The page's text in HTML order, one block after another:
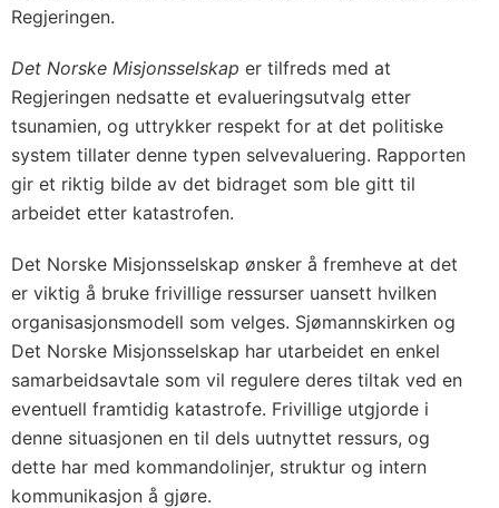
Regjeringen.
Det Norske Misjonsselskap er tilfreds med at
Regjeringen nedsatte et evalueringsutvalg etter
tsunamien, og uttrykker respekt for at det politiske
system tillater denne typen selvevaluering. Rapporten
gir et riktig bilde av det bidraget som ble gitt til
arbeidet etter katastrofen.
Det Norske Misjonsselskap ønsker å fremheve at det
er viktig å bruke frivillige ressurser uansett hvilken
organisasjonsmodell som velges. Sjømannskirken og
Det Norske Misjonsselskap har utarbeidet en enkel
samarbeidsavtale som vil regulere deres tiltak ved en
eventuell framtidig katastrofe. Frivillige utgjorde i
denne situasjonen en til dels uutnyttet ressurs, og
dette har med kommandolinjer, struktur og intern
kommunikasjon å gjøre.